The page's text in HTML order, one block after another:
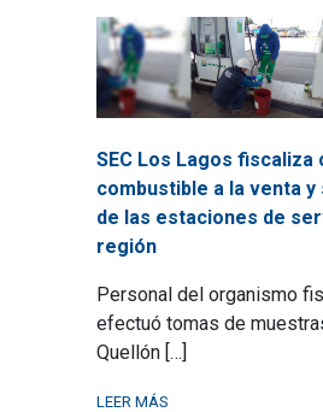
SEC Los Lagos fiscaliza
combustible a la venta y
de las estaciones de
región
Personal del organismo
efectuó tomas de
Quellón […]
LEER MÁS